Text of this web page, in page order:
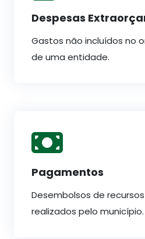
Despesas
Gastos não incluídos no
de uma entidade.
Pagamentos
Desembolsos de
realizados pelo município.